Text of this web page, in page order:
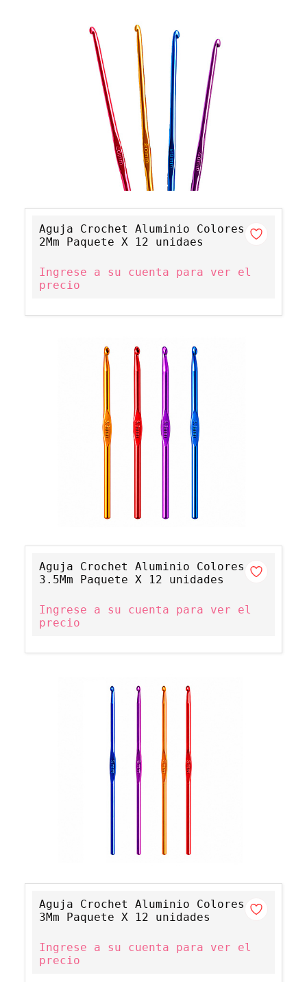
Aguja Crochet Aluminio Colores
2Mm Paquete X 12 unidaes
Ingrese a su cuenta para ver el
precio
Aguja Crochet Aluminio Colores
3.5Mm Paquete X 12 unidades
Ingrese a su cuenta para ver el
precio
Aguja Crochet Aluminio Colores
3Mm Paquete X 12 unidades
Ingrese a su cuenta para ver el
precio